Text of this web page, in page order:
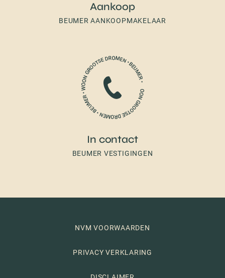
Aankoop
BEUMER AANKOOPMAKELAAR
In contact
BEUMER VESTIGINGEN
NVM VOORWAARDEN
PRIVACY VERKLARING